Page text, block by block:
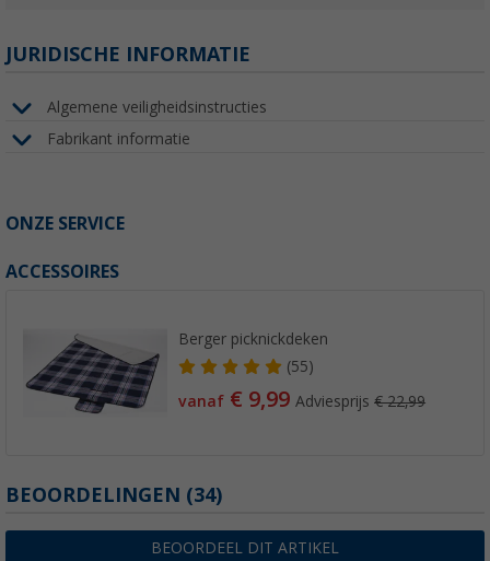
JURIDISCHE INFORMATIE
Algemene veiligheidsinstructies
Fabrikant informatie
ONZE SERVICE
ACCESSOIRES
Berger picknickdeken
(55)
vanaf € 9,99Adviesprijs€ 22,99
BEOORDELINGEN (34)
BEOORDEEL DIT ARTIKEL